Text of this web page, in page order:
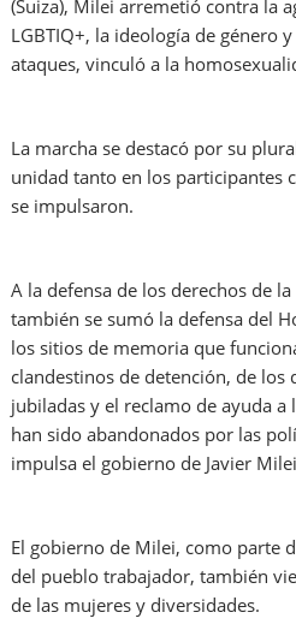
(Suiza), Milei arremetió contra la
LGBTIQ+, la ideología de género
ataques, vinculó a la
La marcha se destacó por su
unidad tanto en los participantes
se impulsaron.
A la defensa de los derechos de
también se sumó la defensa del
los sitios de memoria que
clandestinos de detención, de los
jubiladas y el reclamo de ayuda a
han sido abandonados por las
impulsa el gobierno de Javier
El gobierno de Milei, como parte
del pueblo trabajador, también
de las mujeres y diversidades.